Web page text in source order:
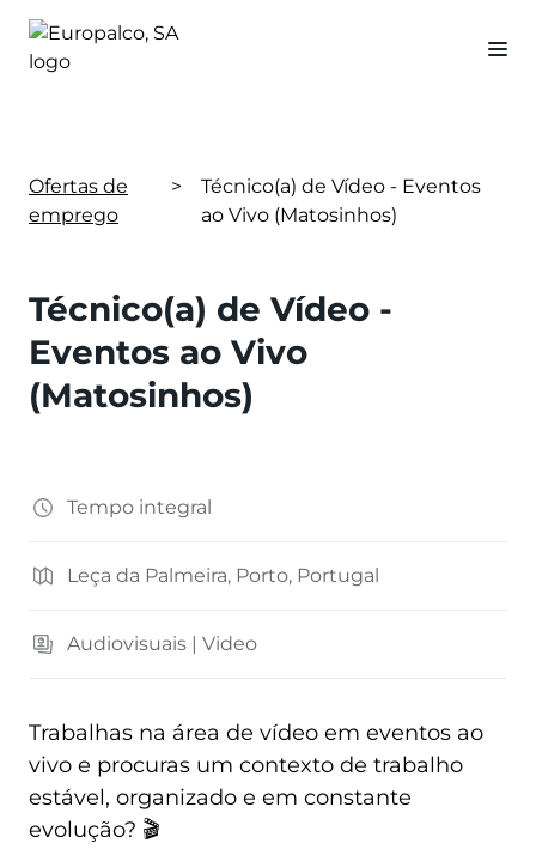
Ofertas de
emprego
>
Técnico(a) de Vídeo - Eventos
ao Vivo (Matosinhos)
Técnico(a) de Vídeo -
Eventos ao Vivo
(Matosinhos)
Tempo integral
Leça da Palmeira, Porto, Portugal
Audiovisuais | Video
Trabalhas na área de vídeo em eventos ao
vivo e procuras um contexto de trabalho
estável, organizado e em constante
evolução? 🎬